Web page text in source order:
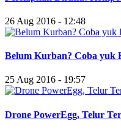
26 Aug 2016 - 12:48
Belum Kurban? Coba yuk
25 Aug 2016 - 19:57
Drone PowerEgg, Telur